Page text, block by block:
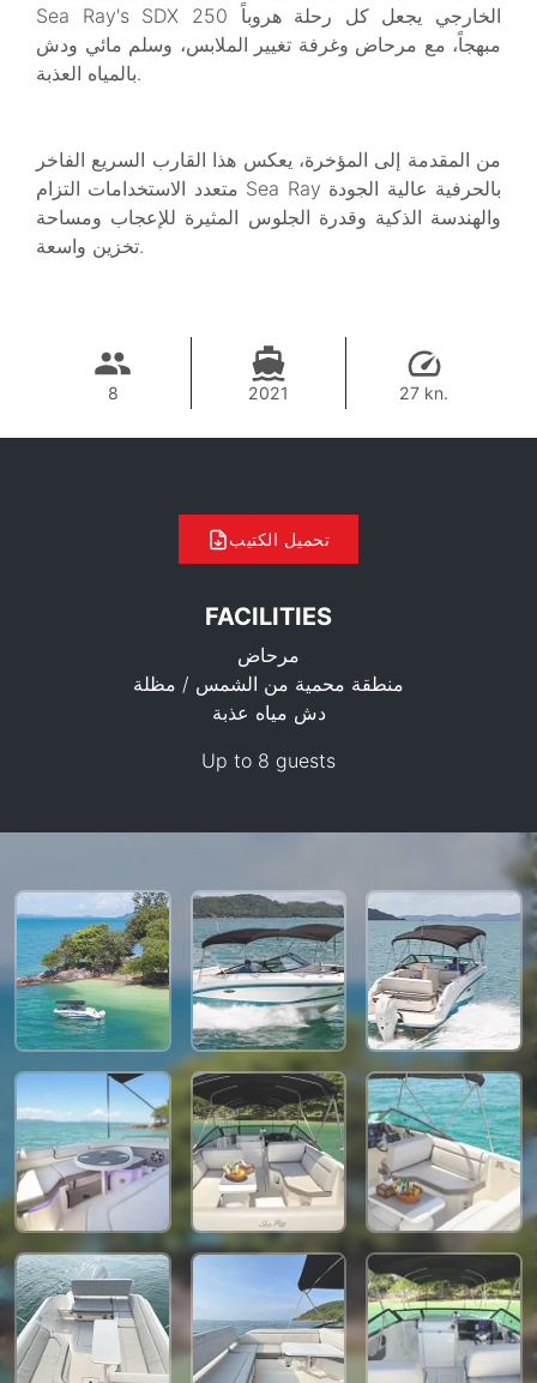
Sea Ray's SDX 250 الخارجي يجعل كل رحلة هروباً
مبهجاً، مع مرحاض وغرفة تغيير الملابس، وسلم مائي ودش
بالمياه العذبة.
من المقدمة إلى المؤخرة، يعكس هذا القارب السريع الفاخر
متعدد الاستخدامات التزام Sea Ray بالحرفية عالية الجودة
والهندسة الذكية وقدرة الجلوس المثيرة للإعجاب ومساحة
تخزين واسعة.
8 2021 27 kn.
تحميل الكتيب
FACILITIES
مرحاض
منطقة محمية من الشمس / مظلة
دش مياه عذبة
Up to 8 guests